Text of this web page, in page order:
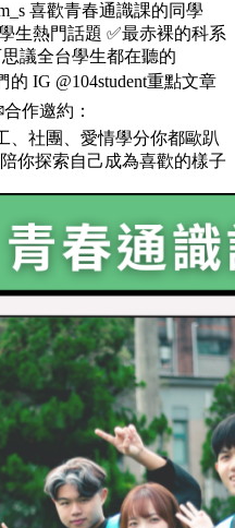
喜歡青春通識課的同學
生熱門話題 ✅最赤裸的科系
議全台學生都在聽的
的 IG @104student重點文章
作邀約：
、社團、愛情學分你都歐趴
你探索自己成為喜歡的樣子